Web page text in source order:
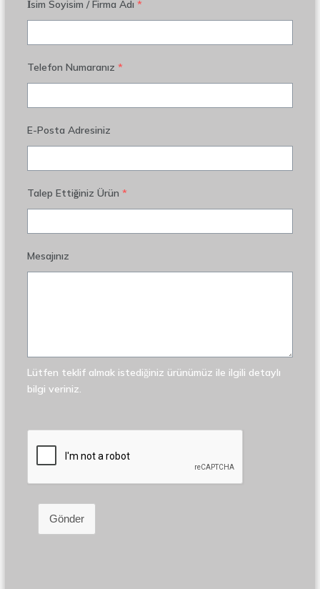
İsim Soyisim / Firma Adı *
Telefon Numaranız *
E-Posta Adresiniz
Talep Ettiğiniz Ürün *
Mesajınız
Lütfen teklif almak istediğiniz ürünümüz ile ilgili detaylı
bilgi veriniz.
Gönder